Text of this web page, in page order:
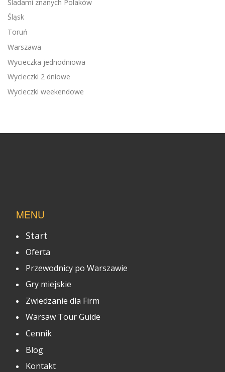
Śladami znanych Polaków
Śląsk
Toruń
Warszawa
Wycieczka jednodniowa
Wycieczki 2 dniowe
Wycieczki weekendowe
MENU
Start
Oferta
Przewodnicy po Warszawie
Gry miejskie
Zwiedzanie dla Firm
Warsaw Tour Guide
Cennik
Blog
Kontakt